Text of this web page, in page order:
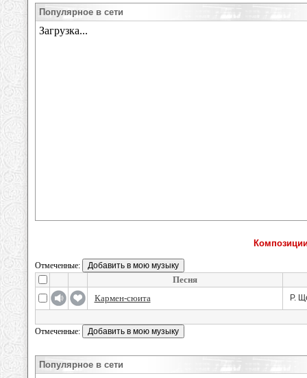
Популярное в сети
Отмеченные:
Песня
Кармен-сюита
Р.
Отмеченные:
Популярное в сети